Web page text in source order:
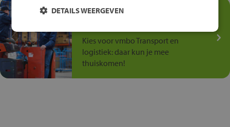
Jouw talent in de
Kies voor vmbo Transport en
logistiek: daar kun je mee
thuiskomen!
DETAILS WEERGEVEN